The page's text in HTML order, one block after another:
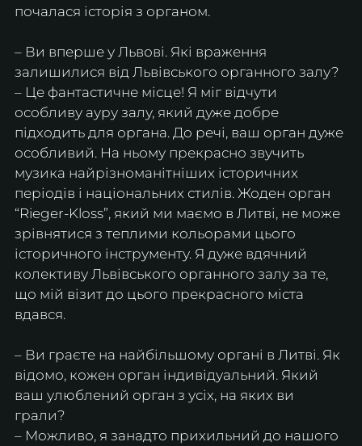
почалася історія з органом.
– Ви вперше у Львові. Які враження
залишилися від Львівського органного залу?
– Це фантастичне місце! Я міг відчути
особливу ауру залу, який дуже добре
підходить для органа. До речі, ваш орган дуже
особливий. На ньому прекрасно звучить
музика найрізноманітніших історичних
періодів і національних стилів. Жоден орган
“Rieger-Kloss”, який ми маємо в Литві, не може
зрівнятися з теплими кольорами цього
історичного інструменту. Я дуже вдячний
колективу Львівського органного залу за те,
що мій візит до цього прекрасного міста
вдався.
– Ви граєте на найбільшому органі в Литві. Як
відомо, кожен орган індивідуальний. Який
ваш улюблений орган з усіх, на яких ви
грали?
– Можливо, я занадто прихильний до нашого